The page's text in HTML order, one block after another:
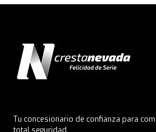
Tu concesionario de confianza para